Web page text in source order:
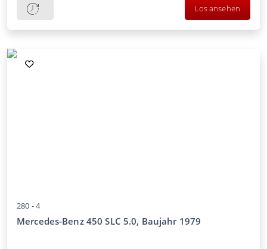
Los ansehen
280 -4
Mercedes-Benz 450 SLC 5.0, Baujahr 1979